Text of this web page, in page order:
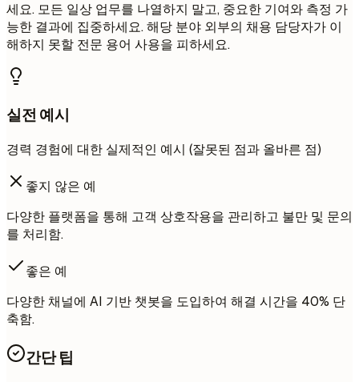
세요. 모든 일상 업무를 나열하지 말고, 중요한 기여와 측정 가
능한 결과에 집중하세요. 해당 분야 외부의 채용 담당자가 이
해하지 못할 전문 용어 사용을 피하세요.
실전 예시
경력 경험에 대한 실제적인 예시 (잘못된 점과 올바른 점)
좋지 않은 예
다양한 플랫폼을 통해 고객 상호작용을 관리하고 불만 및 문의
를 처리함.
좋은 예
다양한 채널에 AI 기반 챗봇을 도입하여 해결 시간을 40% 단
축함.
간단 팁